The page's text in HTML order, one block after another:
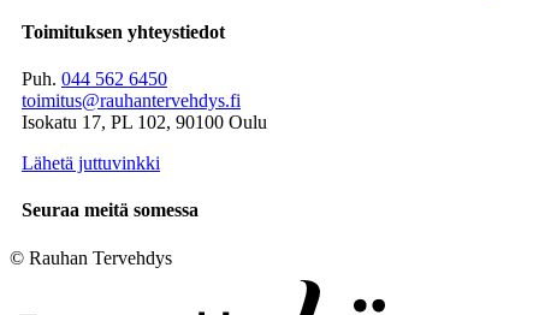
Toimituksen yhteystiedot
Puh. 044 562 6450
toimitus@rauhantervehdys.fi
Isokatu 17, PL 102, 90100 Oulu
Lähetä juttuvinkki
Seuraa meitä somessa
© Rauhan Tervehdys